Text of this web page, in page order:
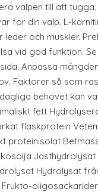
valpen till att
för din valp. L-
leder och muskler.
vid god funktion.
Anpassa
Faktorer så som
behovet kan
fett
fläskprotein
proteinisolat
Jästhydrolysat
Hydrolysat
oligosackarider